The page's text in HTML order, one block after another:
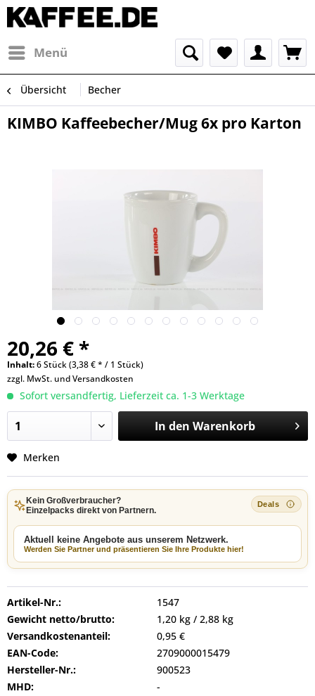
Menü
Übersicht Becher
KIMBO Kaffeebecher/Mug 6x pro Karton
20,26 € *
Inhalt:6 Stück (3,38 € * / 1 Stück)
zzgl. MwSt. undVersandkosten
Sofort versandfertig, Lieferzeit ca. 1-3 Werktage
In den Warenkorb
Merken
Kein Großverbraucher?
Einzelpacks direkt von Partnern.
Aktuell keine Angebote aus unserem Netzwerk.
Werden Sie Partner und präsentieren Sie Ihre Produkte hier!
Artikel-Nr.:
1547
Gewicht netto/brutto:
1,20 kg / 2,88 kg
Versandkostenanteil:
0,95 €
EAN-Code:
2709000015479
Hersteller-Nr.:
900523
MHD:
-